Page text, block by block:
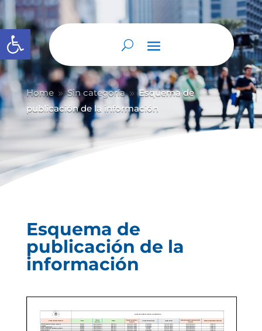
Abrir barra de herramientas
Home 9 Sin categoría 9 Esquema de
publicación de la información
Esquema de
publicación de la
información